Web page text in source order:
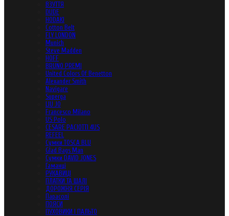
ВЗУТТЯ
DUDE
HODAKI
Cotton Belt
FLY LONDON
Munich
Steve Madden
HOFF
BRUNO PREMI
United Colors Of Benetton
Alexander Smith
Navigare
Superga
LIU JO
Francesco Milano
US Polo
CESARE PACIOTTI 4US
REFEEL
Сумки TOSCA BLU
Glad Bags Man
Сумки DAVID JONES
Гаманці
РУКАВИЦІ
ПЛАТКИ ТА ШАЛІ
ДОРОЖНЯ СЕРІЯ
Парасолі
ПОЯСИ
ПУХОВИКИ І ПАЛЬТО